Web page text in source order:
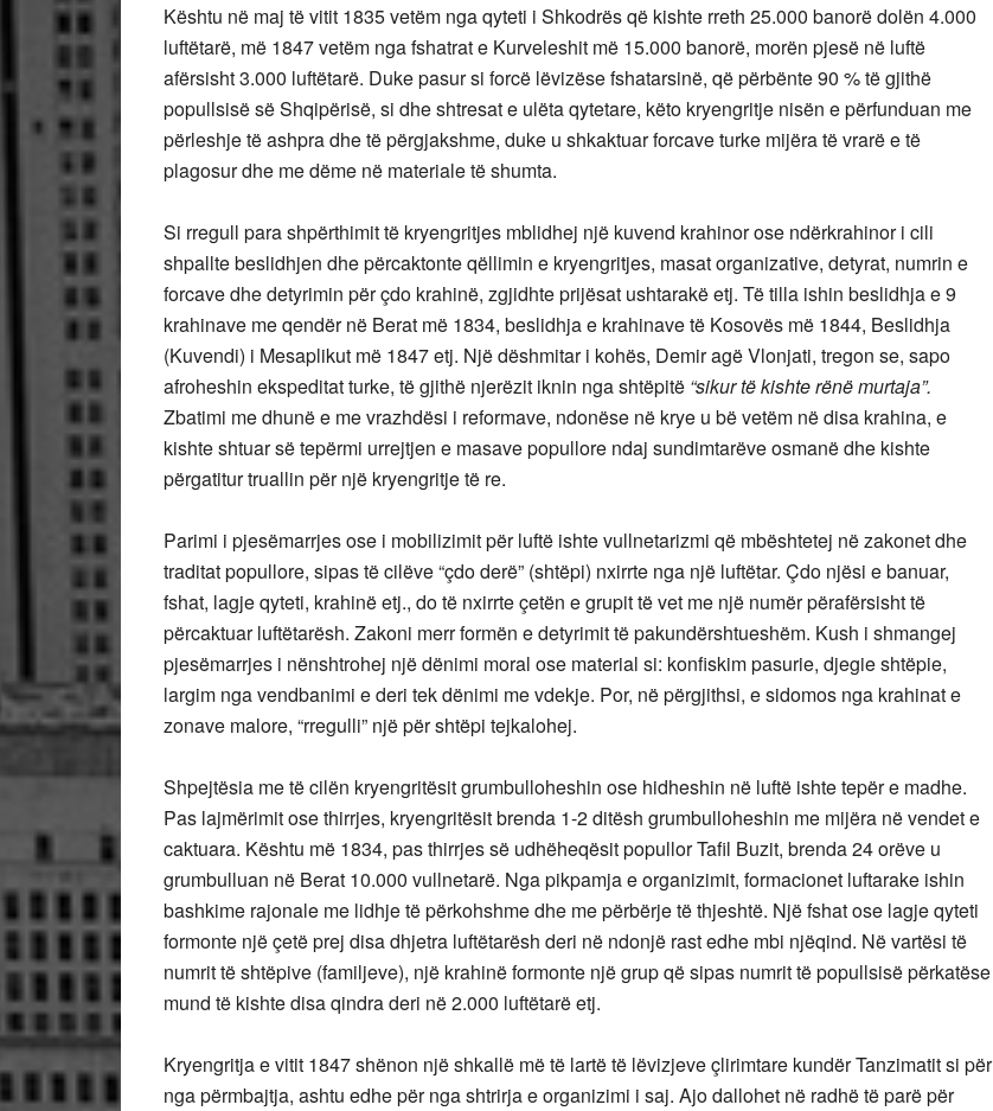
Kështu në maj të vitit 1835 vetëm nga qyteti i Shkodrës që kishte rreth 25.000 banorë dolën 4.000
luftëtarë, më 1847 vetëm nga fshatrat e Kurveleshit më 15.000 banorë, morën pjesë në luftë
afërsisht 3.000 luftëtarë. Duke pasur si forcë lëvizëse fshatarsinë, që përbënte 90 % të gjithë
popullsisë së Shqipërisë, si dhe shtresat e ulëta qytetare, këto kryengritje nisën e përfunduan me
përleshje të ashpra dhe të përgjakshme, duke u shkaktuar forcave turke mijëra të vrarë e të
plagosur dhe me dëme në materiale të shumta.
Si rregull para shpërthimit të kryengritjes mblidhej një kuvend krahinor ose ndërkrahinor i cili
shpallte beslidhjen dhe përcaktonte qëllimin e kryengritjes, masat organizative, detyrat, numrin e
forcave dhe detyrimin për çdo krahinë, zgjidhte prijësat ushtarakë etj. Të tilla ishin beslidhja e 9
krahinave me qendër në Berat më 1834, beslidhja e krahinave të Kosovës më 1844, Beslidhja
(Kuvendi) i Mesaplikut më 1847 etj. Një dëshmitar i kohës, Demir agë Vlonjati, tregon se, sapo
afroheshin ekspeditat turke, të gjithë njerëzit iknin nga shtëpitë “sikur të kishte rënë murtaja”.
Zbatimi me dhunë e me vrazhdësi i reformave, ndonëse në krye u bë vetëm në disa krahina, e
kishte shtuar së tepërmi urrejtjen e masave popullore ndaj sundimtarëve osmanë dhe kishte
përgatitur truallin për një kryengritje të re.
Parimi i pjesëmarrjes ose i mobilizimit për luftë ishte vullnetarizmi që mbështetej në zakonet dhe
traditat popullore, sipas të cilëve “çdo derë” (shtëpi) nxirrte nga një luftëtar. Çdo njësi e banuar,
fshat, lagje qyteti, krahinë etj., do të nxirrte çetën e grupit të vet me një numër përafërsisht të
përcaktuar luftëtarësh. Zakoni merr formën e detyrimit të pakundërshtueshëm. Kush i shmangej
pjesëmarrjes i nënshtrohej një dënimi moral ose material si: konfiskim pasurie, djegie shtëpie,
largim nga vendbanimi e deri tek dënimi me vdekje. Por, në përgjithsi, e sidomos nga krahinat e
zonave malore, “rregulli” një për shtëpi tejkalohej.
Shpejtësia me të cilën kryengritësit grumbulloheshin ose hidheshin në luftë ishte tepër e madhe.
Pas lajmërimit ose thirrjes, kryengritësit brenda 1-2 ditësh grumbulloheshin me mijëra në vendet e
caktuara. Kështu më 1834, pas thirrjes së udhëheqësit popullor Tafil Buzit, brenda 24 orëve u
grumbulluan në Berat 10.000 vullnetarë. Nga pikpamja e organizimit, formacionet luftarake ishin
bashkime rajonale me lidhje të përkohshme dhe me përbërje të thjeshtë. Një fshat ose lagje qyteti
formonte një çetë prej disa dhjetra luftëtarësh deri në ndonjë rast edhe mbi njëqind. Në vartësi të
numrit të shtëpive (familjeve), një krahinë formonte një grup që sipas numrit të popullsisë përkatëse
mund të kishte disa qindra deri në 2.000 luftëtarë etj.
Kryengritja e vitit 1847 shënon një shkallë më të lartë të lëvizjeve çlirimtare kundër Tanzimatit si për
nga përmbajtja, ashtu edhe për nga shtrirja e organizimi i saj. Ajo dallohet në radhë të parë për